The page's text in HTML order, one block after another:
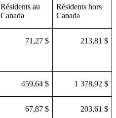
Résidents au
Canada
Résidents hors
Canada
71,27 $ 213,81 $
459,64 $ 1 378,92 $
67,87 $ 203,61 $